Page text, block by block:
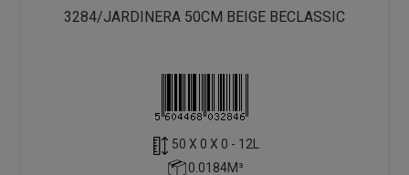
3284/JARDINERA 50CM BEIGE BECLASSIC
50 X 0 X 0 - 12L
0.0184M³